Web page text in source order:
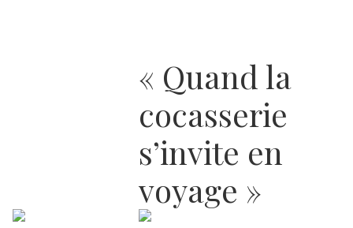
« Quand la
cocasserie
s’invite en
voyage »